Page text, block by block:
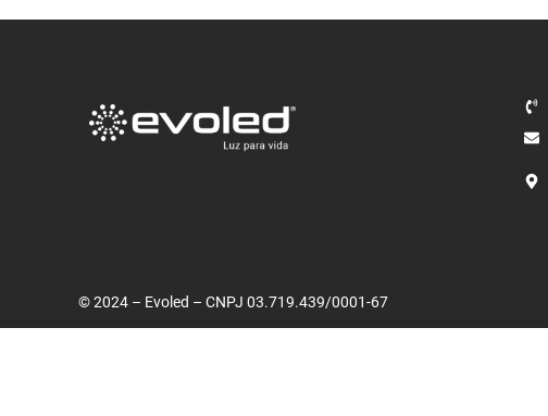
© 2024 – Evoled – CNPJ 03.719.439/0001-67